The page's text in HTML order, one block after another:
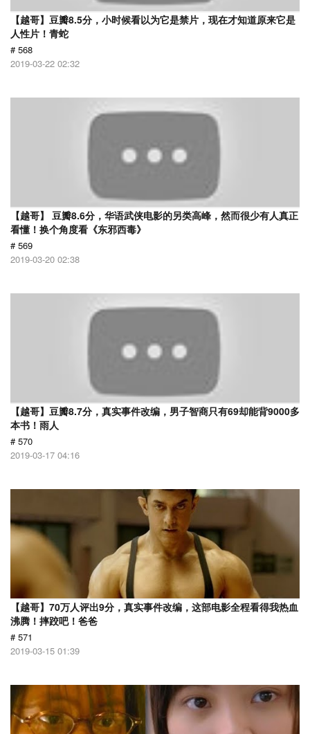
【越哥】豆瓣8.5分，小时候看以为它是禁片，现在才知道原来它是
人性片！青蛇
# 568
2019-03-22 02:32
【越哥】 豆瓣8.6分，华语武侠电影的另类高峰，然而很少有人真正
看懂！换个角度看《东邪西毒》
# 569
2019-03-20 02:38
【越哥】豆瓣8.7分，真实事件改编，男子智商只有69却能背9000多
本书！雨人
# 570
2019-03-17 04:16
【越哥】70万人评出9分，真实事件改编，这部电影全程看得我热血
沸腾！摔跤吧！爸爸
# 571
2019-03-15 01:39